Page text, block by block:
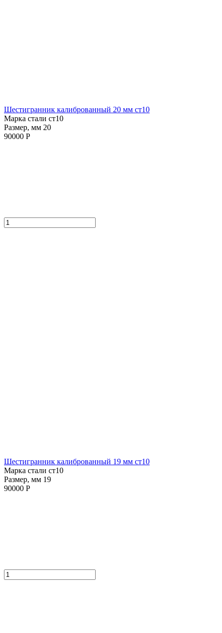
Шестигранник калиброванный 20 мм ст10
Марка стали ст10
Размер, мм 20
90000 Р
Шестигранник калиброванный 19 мм ст10
Марка стали ст10
Размер, мм 19
90000 Р